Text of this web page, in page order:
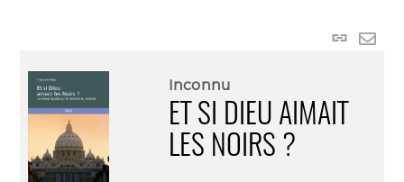
Lien
Inconnu
ET SI DIEU AIMAIT
LES NOIRS ?